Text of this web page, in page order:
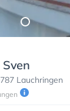
Lauchringen